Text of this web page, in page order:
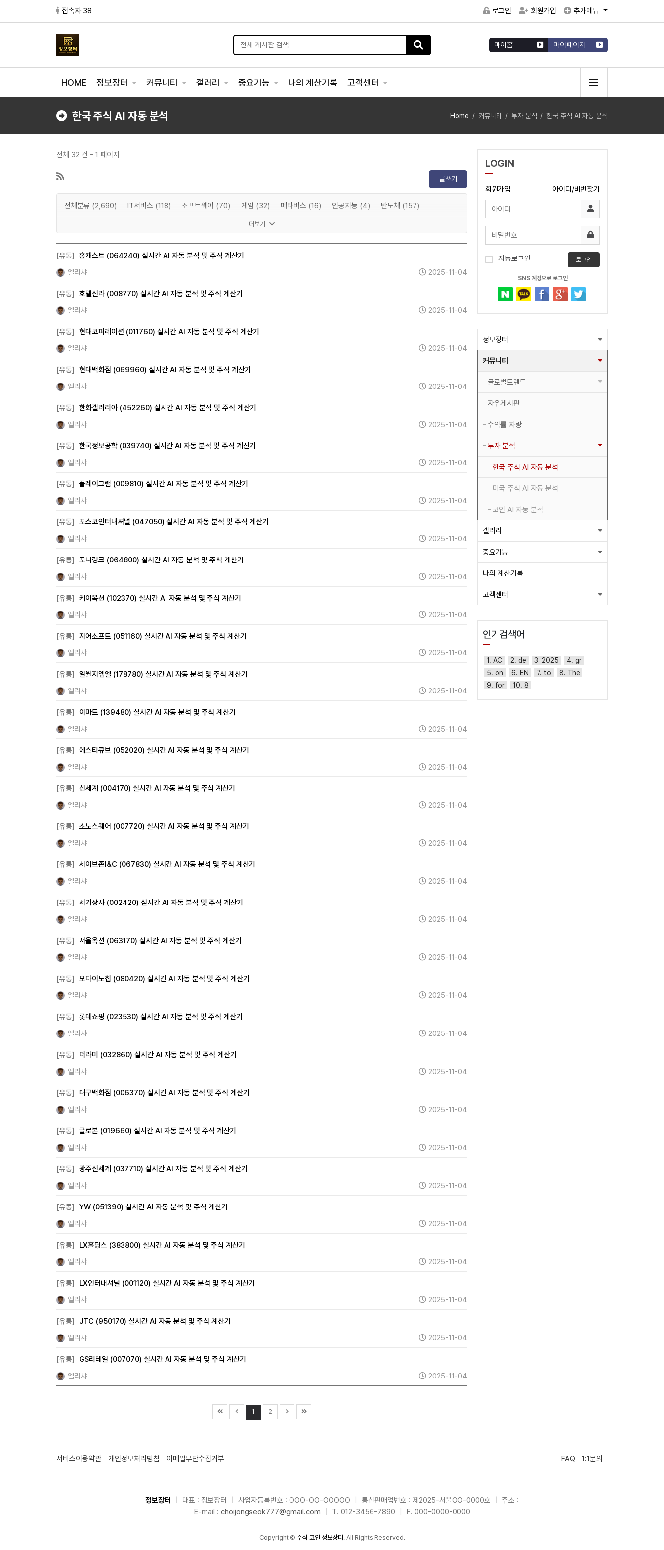
접속자 38 로그인 회원가입 추가메뉴
마이홈 마이페이지
HOME 정보장터 커뮤니티 갤러리 중요기능 나의 계산기록 고객센터
한국 주식 AI 자동 분석 Home 커뮤니티 투자 분석 한국 주식 AI 자동 분석
전체 32 건 - 1 페이지
글쓰기
전체분류 (2,690) IT서비스 (118) 소프트웨어 (70) 게임 (32) 메타버스 (16) 인공지능 (4)
반도체 (157)
2차전지 (0)
증권 (40)
보험 (15) 은행 (10) 부동산 (8) 원자력 (0)
화학 (146)
항공 (0)
더보기
[유통] 홈캐스트 (064240) 실시간 AI 자동 분석 및 주식 계산기
엘리샤
2025-11-04
[유통] 호텔신라 (008770) 실시간 AI 자동 분석 및 주식 계산기
엘리샤
2025-11-04
[유통] 현대코퍼레이션 (011760) 실시간 AI 자동 분석 및 주식 계산기
엘리샤
2025-11-04
[유통] 현대백화점 (069960) 실시간 AI 자동 분석 및 주식 계산기
엘리샤
2025-11-04
[유통] 한화갤러리아 (452260) 실시간 AI 자동 분석 및 주식 계산기
엘리샤
2025-11-04
[유통] 한국정보공학 (039740) 실시간 AI 자동 분석 및 주식 계산기
엘리샤
2025-11-04
[유통] 플레이그램 (009810) 실시간 AI 자동 분석 및 주식 계산기
엘리샤
2025-11-04
[유통] 포스코인터내셔널 (047050) 실시간 AI 자동 분석 및 주식 계산기
엘리샤
2025-11-04
[유통] 포니링크 (064800) 실시간 AI 자동 분석 및 주식 계산기
엘리샤
2025-11-04
[유통] 케이옥션 (102370) 실시간 AI 자동 분석 및 주식 계산기
엘리샤
2025-11-04
[유통] 지어소프트 (051160) 실시간 AI 자동 분석 및 주식 계산기
엘리샤
2025-11-04
[유통] 일월지엠엘 (178780) 실시간 AI 자동 분석 및 주식 계산기
엘리샤
2025-11-04
[유통]
이마트 (139480) 실시간 AI 자동 분석 및 주식 계산기
엘리샤
2025-11-04
[유통] 에스티큐브 (052020) 실시간 AI 자동 분석 및 주식 계산기
엘리샤
2025-11-04
[유통] 신세계 (004170) 실시간 AI 자동 분석 및 주식 계산기
엘리샤
2025-11-04
[유통] 소노스퀘어 (007720) 실시간 AI 자동 분석 및 주식 계산기
엘리샤
2025-11-04
[유통] 세이브존I&C (067830) 실시간 AI 자동 분석 및 주식 계산기
엘리샤
2025-11-04
[유통] 세기상사 (002420) 실시간 AI 자동 분석 및 주식 계산기
엘리샤
2025-11-04
[유통] 서울옥션 (063170) 실시간 AI 자동 분석 및 주식 계산기
엘리샤
2025-11-04
[유통] 모다이노칩 (080420) 실시간 AI 자동 분석 및 주식 계산기
엘리샤
2025-11-04
[유통] 롯데쇼핑 (023530) 실시간 AI 자동 분석 및 주식 계산기
엘리샤
2025-11-04
[유통]
더라미 (032860) 실시간 AI 자동 분석 및 주식 계산기
엘리샤
2025-11-04
[유통]
대구백화점 (006370) 실시간 AI 자동 분석 및 주식 계산기
엘리샤
2025-11-04
[유통] 글로본 (019660) 실시간 AI 자동 분석 및 주식 계산기
엘리샤
2025-11-04
[유통] 광주신세계 (037710) 실시간 AI 자동 분석 및 주식 계산기
엘리샤
2025-11-04
[유통] YW (051390) 실시간 AI 자동 분석 및 주식 계산기
엘리샤
2025-11-04
[유통]
LX홀딩스 (383800) 실시간 AI 자동 분석 및 주식 계산기
엘리샤
2025-11-04
[유통]
LX인터내셔널 (001120) 실시간 AI 자동 분석 및 주식 계산기
엘리샤
2025-11-04
[유통]
JTC (950170) 실시간 AI 자동 분석 및 주식 계산기
엘리샤
2025-11-04
[유통]
GS리테일 (007070) 실시간 AI 자동 분석 및 주식 계산기
엘리샤
2025-11-04
1 2
LOGIN
회원가입 아이디/비번찾기
자동로그인 로그인
SNS 계정으로 로그인
정보장터
커뮤니티
글로벌트렌드
자유게시판
수익률 자랑
투자 분석
한국 주식 AI 자동 분석
미국 주식 AI 자동 분석
코인 AI 자동 분석
갤러리
중요기능
나의 계산기록
고객센터
인기검색어
1. AC 2. de 3. 2025
4. gr
5. on
6. EN 7. to
8. The
9. for
10. 8
서비스이용약관 개인정보처리방침 이메일무단수집거부 FAQ 1:1문의
정보장터 대표 : 정보장터 사업자등록번호 : OOO-OO-OOOOO 통신판매업번호 : 제2025-서울OO-0000호
주소 :
E-mail : choijongseok777@gmail.com T. 012-3456-7890 F. 000-0000-0000
Copyright © 주식 코인 정보장터. All Rights Reserved.